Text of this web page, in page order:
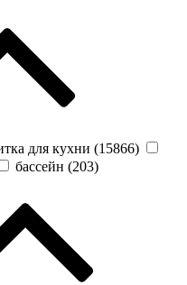
для кухни (15866)
бассейн (203)